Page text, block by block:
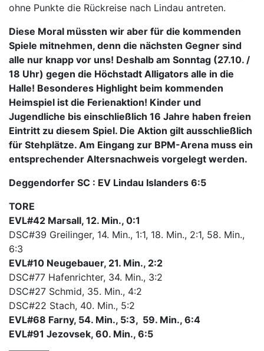
ohne Punkte die Rückreise nach Lindau antreten.
Diese Moral müssten wir aber für die kommenden
Spiele mitnehmen, denn die nächsten Gegner sind
alle nur knapp vor uns! Deshalb am Sonntag (27.10. /
18 Uhr) gegen die Höchstadt Alligators alle in die
Halle! Besonderes Highlight beim kommenden
Heimspiel ist die Ferienaktion! Kinder und
Jugendliche bis einschließlich 16 Jahre haben freien
Eintritt zu diesem Spiel. Die Aktion gilt ausschließlich
für Stehplätze. Am Eingang zur BPM-Arena muss ein
entsprechender Altersnachweis vorgelegt werden.
Deggendorfer SC : EV Lindau Islanders 6:5
TORE
EVL#42 Marsall, 12. Min., 0:1
DSC#39 Greilinger, 14. Min., 1:1, 18. Min., 2:1, 58. Min.,
6:3
EVL#10 Neugebauer, 21. Min., 2:2
DSC#77 Hafenrichter, 34. Min., 3:2
DSC#27 Schmid, 35. Min., 4:2
DSC#22 Stach, 40. Min., 5:2
EVL#68 Farny, 54. Min., 5:3, 59. Min., 6:4
EVL#91 Jezovsek, 60. Min., 6:5